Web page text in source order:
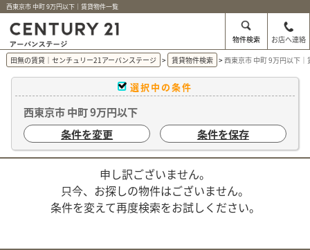
西東京市 中町 9万円以下｜賃貸物件一覧
物件検索
お店へ連絡
田無の賃貸｜センチュリー21アーバンステージ
賃貸物件検索 西東京市 中町 9万円以下｜
選択中の条件
西東京市 中町 9万円以下
条件を変更
条件を保存
申し訳ございません。
只今、お探しの物件はございません。
条件を変えて再度検索をお試しください。